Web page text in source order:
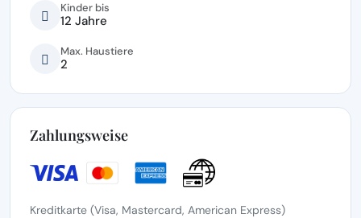
Kinder bis
12 Jahre
Max. Haustiere
2
Zahlungsweise
Kreditkarte (Visa, Mastercard, American Express)